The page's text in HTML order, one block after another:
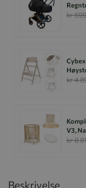
kr
kr 4
V3,
kr 8
Beskrivelse